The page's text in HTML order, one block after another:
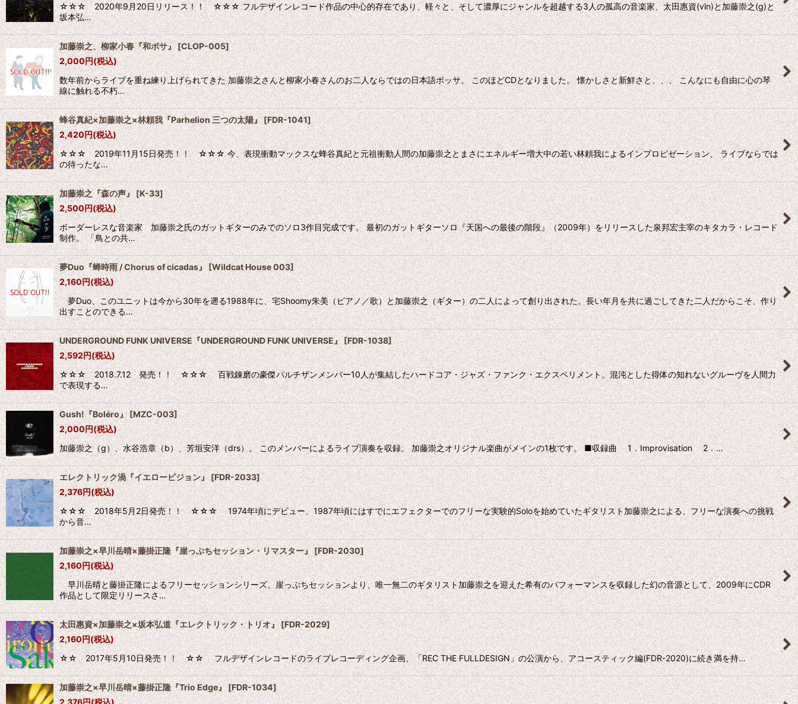
☆☆☆ 2020年9月20日リリース！！ ☆☆☆ フルデザインレコード作品の中心的存在であり、軽々と、そして濃厚にジャンルを超越する3人の孤高の音楽家、太田惠資(vln)と加藤崇之(g)と
坂本弘…
加藤崇之、柳家小春『和ボサ』[CLOP-005]
2,000円(税込)
数年前からライブを重ね練り上げられてきた 加藤崇之さんと柳家小春さんのお二人ならではの日本語ボッサ。 このほどCDとなりました。 懐かしさと新鮮さと、、、 こんなにも自由に心の琴
線に触れる不朽…
蜂谷真紀×加藤崇之×林頼我『Parhelion 三つの太陽』[FDR-1041]
2,420円(税込)
☆☆☆ 2019年11月15日発売！！ ☆☆☆ 今、表現衝動マックスな蜂谷真紀と元祖衝動人間の加藤崇之とまさにエネルギー増大中の若い林頼我によるインプロビゼーション。 ライブならでは
の待ったな…
加藤崇之『森の声』[K-33]
2,500円(税込)
ボーダーレスな音楽家 加藤崇之氏のガットギターのみでのソロ3作目完成です。 最初のガットギターソロ『天国への最後の階段』（2009年）をリリースした泉邦宏主宰のキタカラ・レコード
制作。 「鳥との共…
夢Duo『蝉時雨 / Chorus of cicadas』[Wildcat House 003]
2,160円(税込)
夢Duo、このユニットは今から30年を遡る1988年に、宅Shoomy朱美（ピアノ／歌）と加藤崇之（ギター）の二人によって創り出された。長い年月を共に過ごしてきた二人だからこそ、作り
出すことのできる…
UNDERGROUND FUNK UNIVERSE『UNDERGROUND FUNK UNIVERSE』 [FDR-1038]
2,592円(税込)
☆☆☆ 2018.7.12 発売！！ ☆☆☆ 百戦錬磨の豪傑パルチザンメンバー10人が集結したハードコア・ジャズ・ファンク・エクスペリメント。混沌とした得体の知れないグルーヴを人間力
で表現する…
Gush!『Boléro』[MZC-003]
2,000円(税込)
加藤崇之（g）、水谷浩章（b）、芳垣安洋（drs）。 このメンバーによるライブ演奏を収録。 加藤崇之オリジナル楽曲がメインの1枚です。 ■収録曲 1．Improvisation 2．…
エレクトリック渦『イエロービジョン』[FDR-2033]
2,376円(税込)
☆☆☆ 2018年5月2日発売！！ ☆☆☆ 1974年頃にデビュー、1987年頃にはすでにエフェクターでのフリーな実験的Soloを始めていたギタリスト加藤崇之による、フリーな演奏への挑戦
から音…
加藤崇之×早川岳晴×藤掛正隆『崖っぷちセッション・リマスター』 [FDR-2030]
2,160円(税込)
早川岳晴と藤掛正隆によるフリーセッションシリーズ、崖っぷちセッションより、唯一無二のギタリスト加藤崇之を迎えた希有のパフォーマンスを収録した幻の音源として、2009年にCDR
作品として限定リリースさ…
太田惠資×加藤崇之×坂本弘道『エレクトリック・トリオ』[FDR-2029]
2,160円(税込)
☆☆ 2017年5月10日発売！！ ☆☆ フルデザインレコードのライブレコーディング企画、「REC THE FULLDESIGN」の公演から、アコースティック編(FDR-2020)に続き満を持…
加藤崇之×早川岳晴×藤掛正隆『Trio Edge』[FDR-1034]
2,376円(税込)